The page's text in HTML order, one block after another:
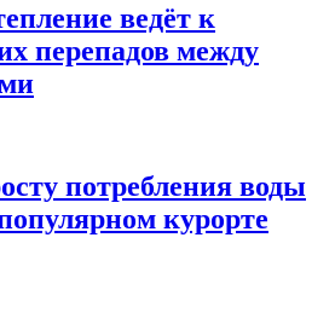
ведёт к
перепадов между
потребления воды
курорте